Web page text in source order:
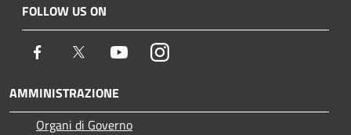
FOLLOW US ON
Facebook Twitter YoutubeInstagram
AMMINISTRAZIONE
Organi di Governo